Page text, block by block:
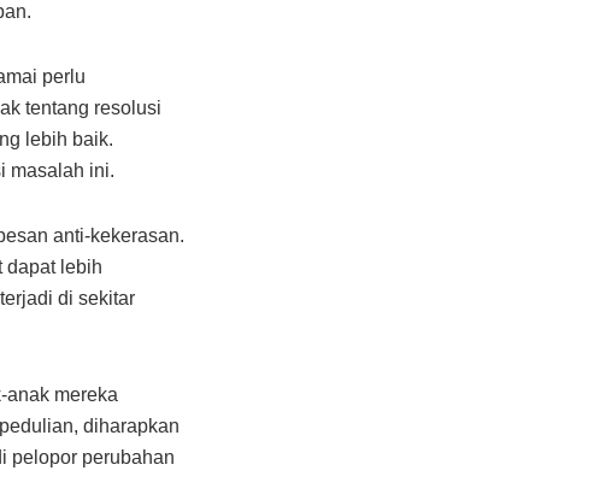
perlu
tentang resolusi
lebih baik.
masalah ini.
anti-kekerasan.
dapat lebih
di sekitar
anak mereka
diharapkan
pelopor perubahan